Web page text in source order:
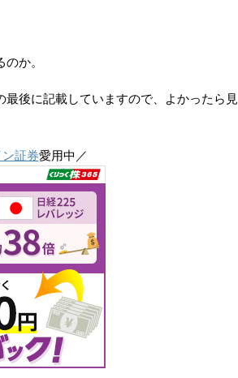
か。
後に記載していますので、よかったら見
証券愛用中／